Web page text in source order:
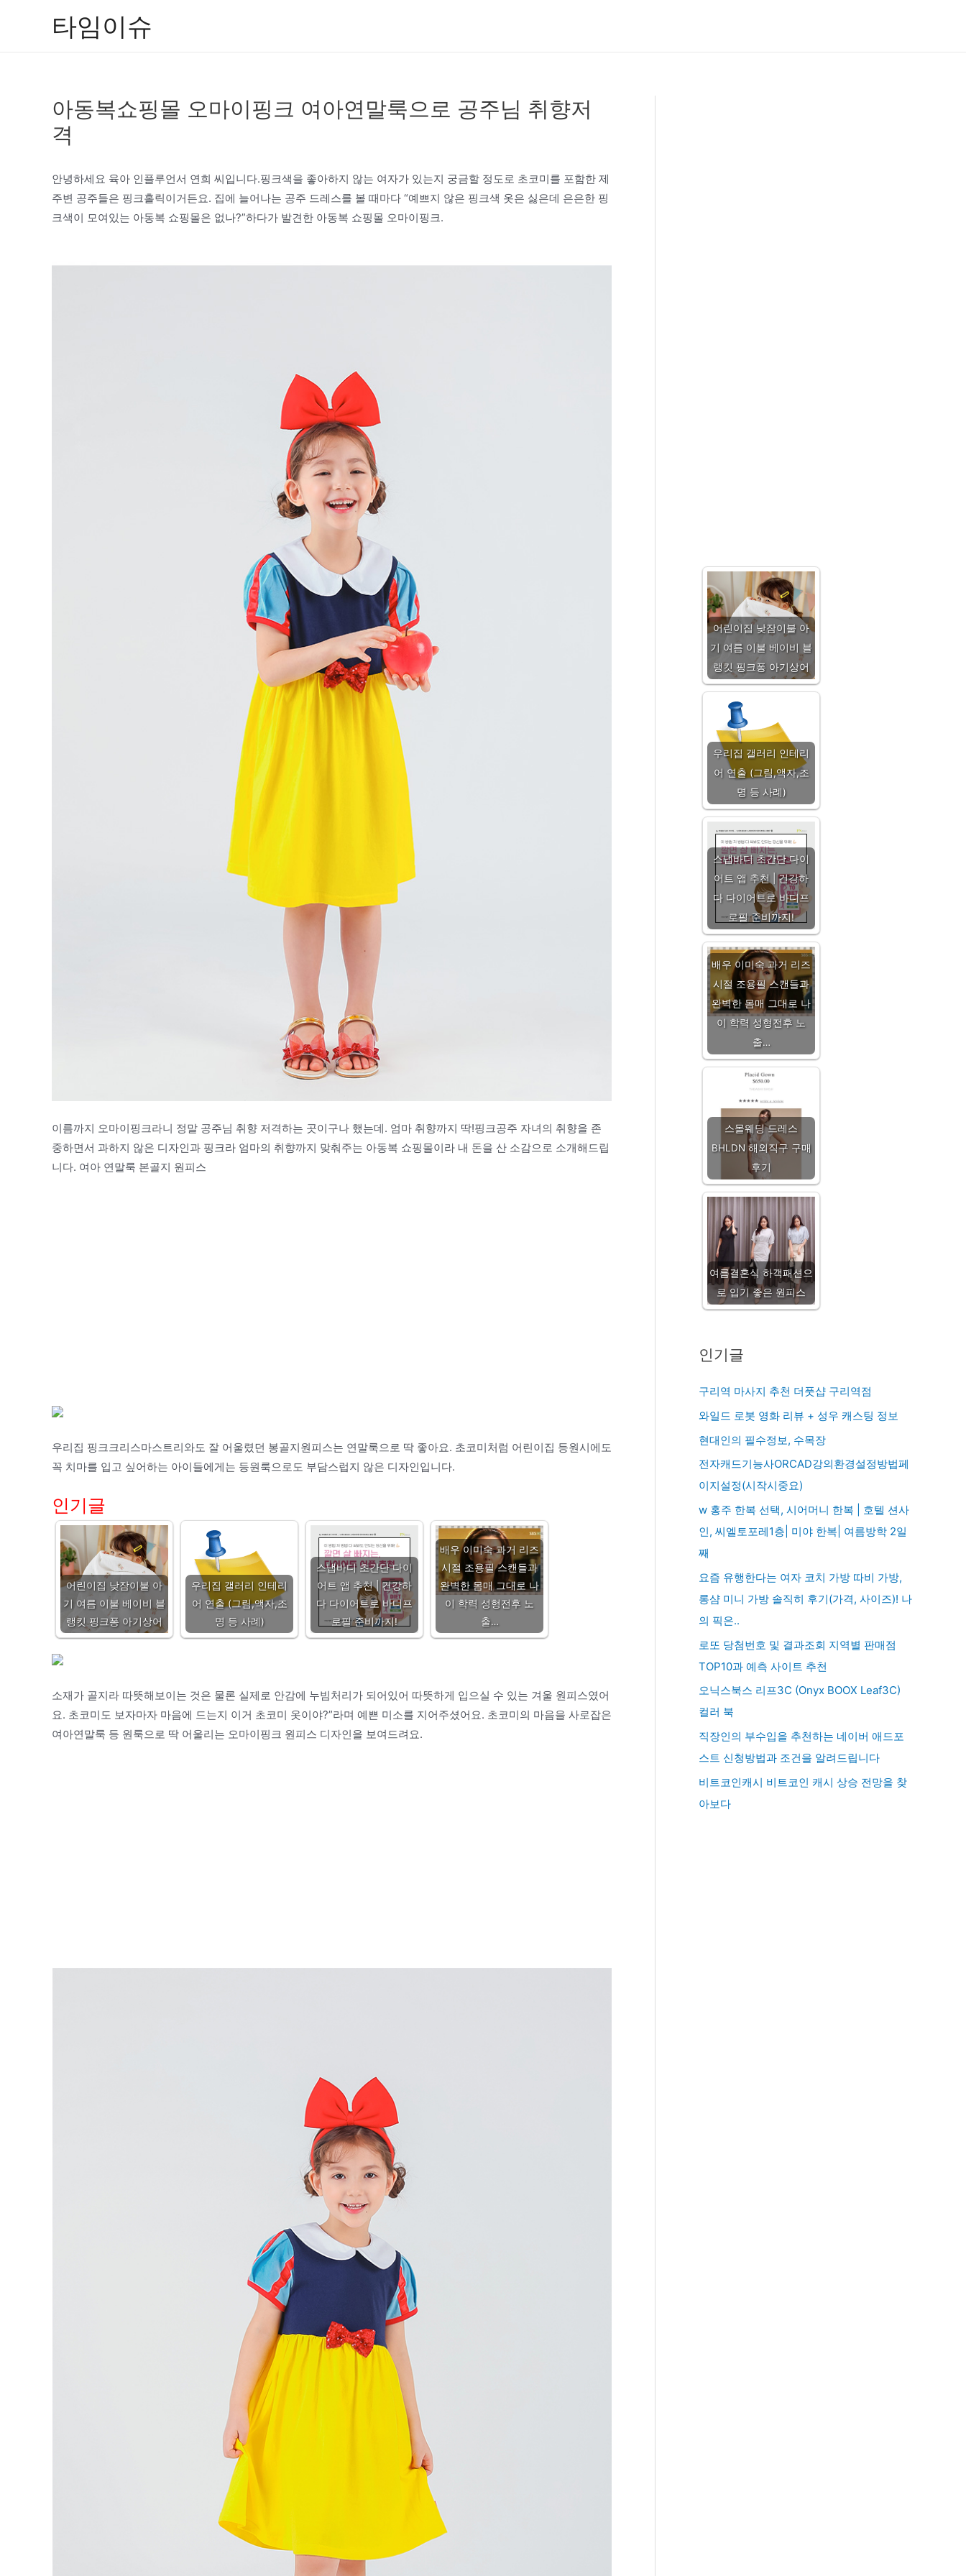
타임이슈
아동복쇼핑몰 오마이핑크 여아연말룩으로 공주님 취향저
격
안녕하세요 육아 인플루언서 연희 씨입니다.핑크색을 좋아하지 않는 여자가 있는지 궁금할 정도로 초코미를 포함한 제
주변 공주들은 핑크홀릭이거든요. 집에 늘어나는 공주 드레스를 볼 때마다 “예쁘지 않은 핑크색 옷은 싫은데 은은한 핑
크색이 모여있는 아동복 쇼핑몰은 없나?”하다가 발견한 아동복 쇼핑몰 오마이핑크.
이름까지 오마이핑크라니 정말 공주님 취향 저격하는 곳이구나 했는데. 엄마 취향까지 딱!핑크공주 자녀의 취향을 존
중하면서 과하지 않은 디자인과 핑크라 엄마의 취향까지 맞춰주는 아동복 쇼핑몰이라 내 돈을 산 소감으로 소개해드립
니다. 여아 연말룩 본골지 원피스
우리집 핑크크리스마스트리와도 잘 어울렸던 봉골지원피스는 연말룩으로 딱 좋아요. 초코미처럼 어린이집 등원시에도
꼭 치마를 입고 싶어하는 아이들에게는 등원룩으로도 부담스럽지 않은 디자인입니다.
인기글
어린이집 낮잠이불 아
기 여름 이불 베이비 블
랭킷 핑크퐁 아기상어
우리집 갤러리 인테리
어 연출 (그림,액자,조
명 등 사례)
스냅바디 초간단 다이
어트 앱 추천 | 건강하
다 다이어트로 바디프
로필 준비까지!
배우 이미숙 과거 리즈
시절 조용필 스캔들과
완벽한 몸매 그대로 나
이 학력 성형전후 노
출…
소재가 골지라 따뜻해보이는 것은 물론 실제로 안감에 누빔처리가 되어있어 따뜻하게 입으실 수 있는 겨울 원피스였어
요. 초코미도 보자마자 마음에 드는지 이거 초코미 옷이야?”라며 예쁜 미소를 지어주셨어요. 초코미의 마음을 사로잡은
여아연말룩 등 원룩으로 딱 어울리는 오마이핑크 원피스 디자인을 보여드려요.
어린이집 낮잠이불 아
기 여름 이불 베이비 블
랭킷 핑크퐁 아기상어
우리집 갤러리 인테리
어 연출 (그림,액자,조
명 등 사례)
스냅바디 초간단 다이
어트 앱 추천 | 건강하
다 다이어트로 바디프
로필 준비까지!
배우 이미숙 과거 리즈
시절 조용필 스캔들과
완벽한 몸매 그대로 나
이 학력 성형전후 노
출…
스몰웨딩 드레스
BHLDN 해외직구 구매
후기
여름결혼식 하객패션으
로 입기 좋은 원피스
인기글
구리역 마사지 추천 더풋샵 구리역점
와일드 로봇 영화 리뷰 + 성우 캐스팅 정보
현대인의 필수정보, 수목장
전자캐드기능사ORCAD강의환경설정방법페
이지설정(시작시중요)
w 홍주 한복 선택, 시어머니 한복 | 호텔 션사
인, 씨엘토포레1층| 미야 한복| 여름방학 2일
째
요즘 유행한다는 여자 코치 가방 따비 가방,
롱샴 미니 가방 솔직히 후기(가격, 사이즈)! 나
의 픽은..
로또 당첨번호 및 결과조회 지역별 판매점
TOP10과 예측 사이트 추천
오닉스북스 리프3C (Onyx BOOX Leaf3C)
컬러 북
직장인의 부수입을 추천하는 네이버 애드포
스트 신청방법과 조건을 알려드립니다
비트코인캐시 비트코인 캐시 상승 전망을 찾
아보다